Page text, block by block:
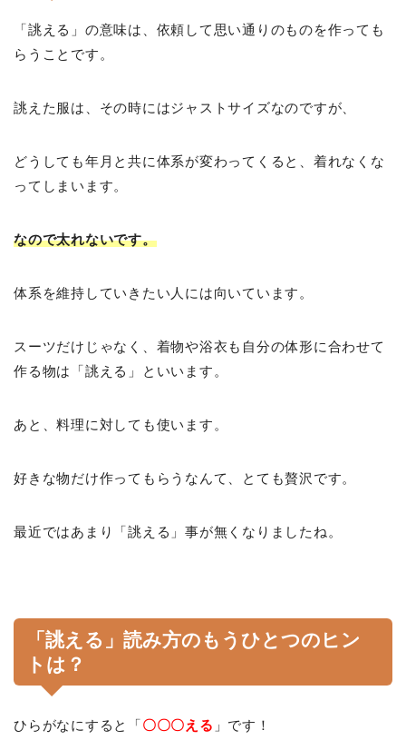
「誂える」の意味は、依頼して思い通りのものを作っても
らうことです。
誂えた服は、その時にはジャストサイズなのですが、
どうしても年月と共に体系が変わってくると、着れなくな
ってしまいます。
なので太れないです。
体系を維持していきたい人には向いています。
スーツだけじゃなく、着物や浴衣も自分の体形に合わせて
作る物は「誂える」といいます。
あと、料理に対しても使います。
好きな物だけ作ってもらうなんて、とても贅沢です。
最近ではあまり「誂える」事が無くなりましたね。
「誂える」読み方のもうひとつのヒン
トは？
ひらがなにすると「〇〇〇える 」です！